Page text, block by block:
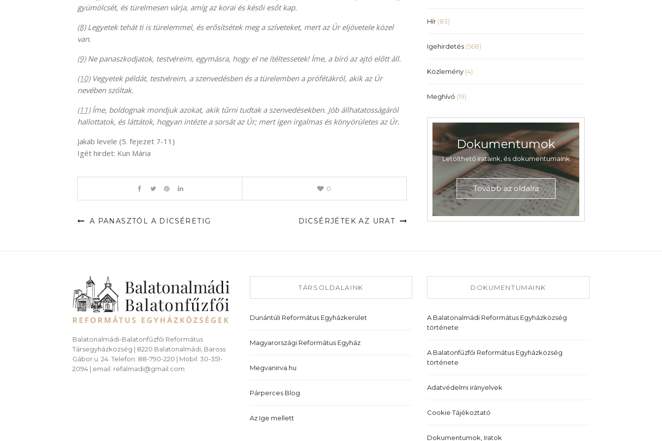
illetőleg
a
kell
használni.
gyümölcsét, és türelmesen várja, amíg az korai és késői esőt kap.
(8)Legyetek tehát ti is türelemmel, és erősítsétek meg a szíveteket, mert az Úr eljövetele közel
van.
(9)Ne panaszkodjatok, testvéreim, egymásra, hogy el ne ítéltessetek! Íme, a bíró az ajtó előtt áll.
(10)Vegyetek példát, testvéreim, a szenvedésben és a türelemben a prófétákról, akik az Úr
nevében szóltak.
(11)Íme, boldognak mondjuk azokat, akik tűrni tudtak a szenvedésekben. Jób állhatatosságáról
hallottatok, és láttátok, hogyan intézte a sorsát az Úr; mert igen irgalmas és könyörületes az Úr.
Jakab levele (5. fejezet 7-11)
Igét hirdet: Kun Mária
0
A PANASZTÓL A DICSÉRETIG DICSÉRJÉTEK AZ URAT
Hír (83)
Igehirdetés (568)
Közlemény (4)
Meghívó (19)
Dokumentumok
Letölthető irataink, és dokumentumaink
Tovább az oldalra
Balatonalmádi-Balatonfűzfői Református
Társegyházközség | 8220 Balatonalmádi, Baross
Gábor u. 24. Telefon: 88-790-220 | Mobil: 30-351-
2094 | email: refalmadi@gmail.com
TÁRSOLDALAINK
Dunántúli Református Egyházkerület
Magyarországi Református Egyház
Megvanirva.hu
Párperces Blog
Az Ige mellett
DOKUMENTUMAINK
A Balatonalmádi Református Egyházközség
története
A Balatonfűzfői Református Egyházközség
története
Adatvédelmi irányelvek
Cookie Tájékoztató
Dokumentumok, Iratok